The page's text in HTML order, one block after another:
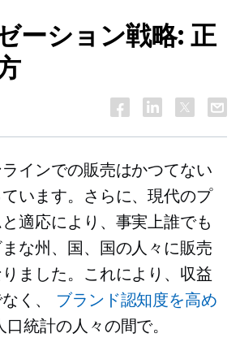
ーション戦略: 正
インでの販売はかつてない
います。さらに、現代のプ
適応により、事実上誰でも
な州、国、国の人々に販売
ました。これにより、収益
く、 ブランド認知度を高め
口統計の人々の間で。